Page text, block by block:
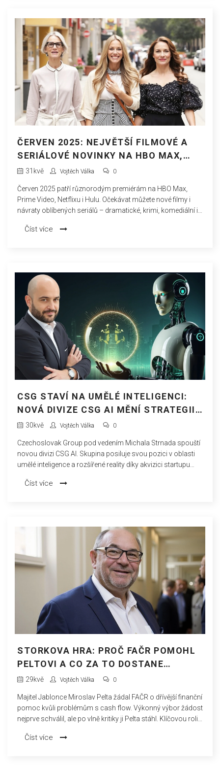
ČERVEN 2025: NEJVĚTŠÍ FILMOVÉ A
SERIÁLOVÉ NOVINKY NA HBO MAX,
PRIME VIDEO A NETFLIXU
31 kvě Vojtěch Válka 0
Červen 2025 patří různorodým premiérám na HBO Max,
Prime Video, Netflixu i Hulu. Očekávat můžete nové filmy i
návraty oblíbených seriálů – dramatické, krimi, komediální i
návratu hitů jako Squid Game nebo Medvěd.
Číst více
CSG STAVÍ NA UMĚLÉ INTELIGENCI:
NOVÁ DIVIZE CSG AI MĚNÍ STRATEGII
SKUPINY
30kvě Vojtěch Válka 0
Czechoslovak Group pod vedením Michala Strnada spouští
novou divizi CSG AI. Skupina posiluje svou pozici v oblasti
umělé inteligence a rozšířené reality díky akvizici startupu
technickou podporu. Zároveň pokračuje v expanzi do
Číst více
STORKOVA HRA: PROČ FAČR POMOHL
PELTOVI A CO ZA TO DOSTANE
FOUSEK?
29kvě Vojtěch Válka 0
Majitel Jablonce Miroslav Pelta žádal FAČR o dřívější finanční
pomoc kvůli problémům s cash flow. Výkonný výbor žádost
nejprve schválil, ale po vlně kritiky ji Pelta stáhl. Klíčovou roli
jeho motivech i transparentnosti celého procesu.
Číst více